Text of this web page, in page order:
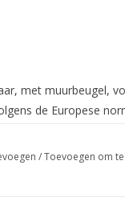
met muurbeugel,
de Europese
/Toevoegen om